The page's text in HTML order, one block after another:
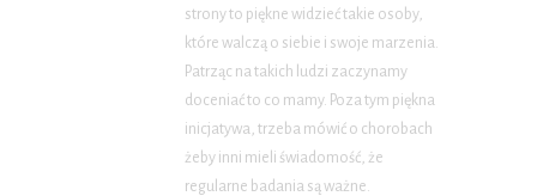
strony to piękne widzieć takie osoby,
które walczą o siebie i swoje marzenia.
Patrząc na takich ludzi zaczynamy
doceniać to co mamy. Poza tym piękna
inicjatywa, trzeba mówić o chorobach
żeby inni mieli świadomość, że
regularne badania są ważne.